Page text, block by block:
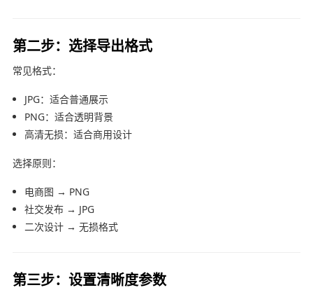
第二步：选择导出格式
常见格式：
JPG：适合普通展示
PNG：适合透明背景
高清无损：适合商用设计
选择原则：
电商图 → PNG
社交发布 → JPG
二次设计 → 无损格式
第三步：设置清晰度参数